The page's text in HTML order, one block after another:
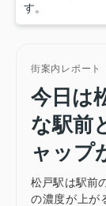
す。
街案内レポート
今日は
な駅前
ャップ
松戸駅は駅前
の濃度が上が